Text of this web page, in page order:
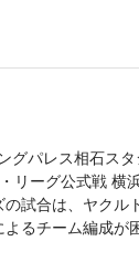
グパレス相石ス
リーグ公式戦 横
試合は、ヤクル
るチーム編成が